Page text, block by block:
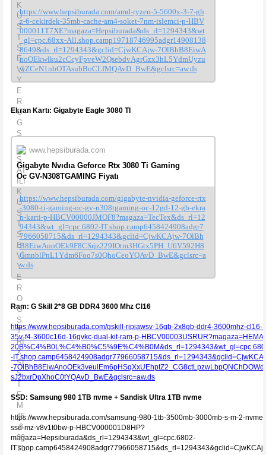
https://www.hepsiburada.com/amd-ryzen-5-5600x-3-7-gh
z-6-cekirdek-35mb-cache-am4-soket-7nm-islemci-p-HBV
000011T7XE?magaza=Hepsiburada&ds_rl=1294343&wt
_gl=cpc.68xx-All.shop.camp19718746995adgr14908138
8649&ds_rl=1294343&gclid=CjwKCAjw-7OlBhB8EiwA
noOEkwlku2cCcyFpveW2QsebdvAgrGzx3hL5YdmUyzu
wZCeN1nbOTAsubBoCLfMQAvD_BwE&gclsrc=aw.ds
Ekran Kartı: Gigabyte Eagle 3080 TI
www.hepsiburada.com
Gigabyte Nvıdıa Geforce Rtx 3080 Ti Gaming
Oc GV-N308TGAMING Fiyatı
https://www.hepsiburada.com/gigabyte-nvidia-geforce-rtx
-3080-ti-gaming-oc-gv-n308tgaming-oc-12gd-12-gb-ekra
n-karti-p-HBCV00000JMOF8?magaza=TecTex&ds_rl=12
94343&wt_gl=cpc.6802-IT.shop.camp6458424908adgr7
7966058715&ds_rl=1294343&gclid=CjwKCAjw-7OlBh
B8EiwAnoOEk9F8CSrjz229IOtm3HGtx5PH_U6V592H8
GmnblPnL1Ydm6Foo7s0QhoCeoYQAvD_BwE&gclsrc=a
w.ds
Ram: G Skill 2*8 GB DDR4 3600 Mhz Cl16
https://www.hepsiburada.com/gskill-ripjawsv-16gb-2x8gb-ddr4-3600mhz-cl16-
35v-f4-3600c16d-16gvkc-dual-kit-ram-p-
-
-
sJ2bxrDpXhoC0tYQAvD_BwE&gclsrc=aw.ds
SSD: Samsung 980 1TB nvme + Sandisk Ultra 1TB nvme
https://www.hepsiburada.com/samsung-980-1tb-3500mb-3000mb-s-m-2-nvme-
ssd-mz-v8v1t0bw-p-HBCV000001D8HP?
magaza=Hepsiburada&ds_rl=1294343&wt_gl=cpc.6802-